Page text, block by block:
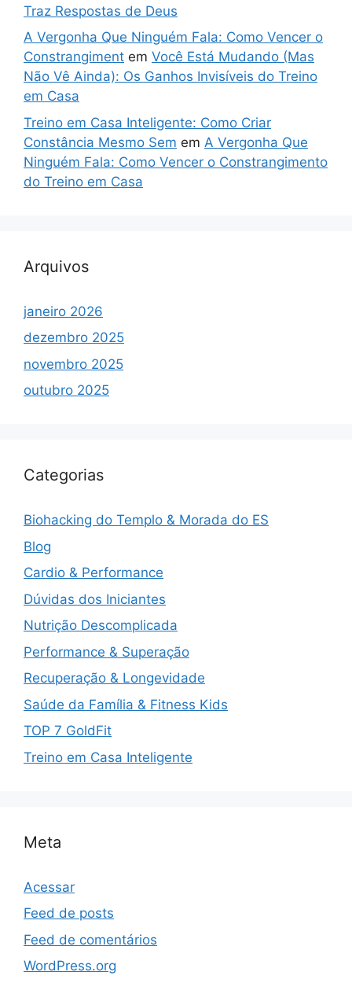
Traz Respostas de Deus
A Vergonha Que Ninguém Fala: Como Vencer o
Constrangiment em Você Está Mudando (Mas
Não Vê Ainda): Os Ganhos Invisíveis do Treino
em Casa
Treino em Casa Inteligente: Como Criar
Constância Mesmo Sem em A Vergonha Que
Ninguém Fala: Como Vencer o Constrangimento
do Treino em Casa
Arquivos
janeiro 2026
dezembro 2025
novembro 2025
outubro 2025
Categorias
Biohacking do Templo & Morada do ES
Blog
Cardio & Performance
Dúvidas dos Iniciantes
Nutrição Descomplicada
Performance & Superação
Recuperação & Longevidade
Saúde da Família & Fitness Kids
TOP 7 GoldFit
Treino em Casa Inteligente
Meta
Acessar
Feed de posts
Feed de comentários
WordPress.org